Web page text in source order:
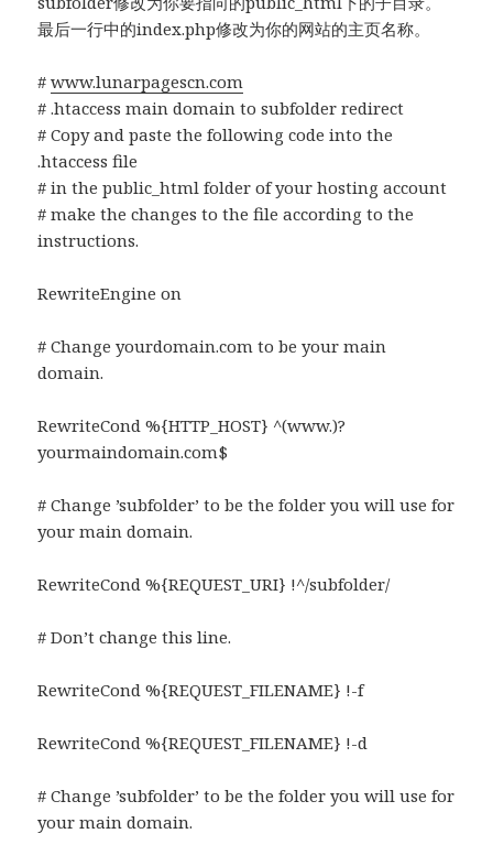
最后一行中的index.php修改为你的网站的主页名称。
#www.lunarpagescn.com
# .htaccess main domain to subfolder redirect
# Copy and paste the following code into the
.htaccess file
# in the public_html folder of your hosting account
# make the changes to the file according to the
instructions.
RewriteEngine on
# Change yourdomain.com to be your main
domain.
RewriteCond %{HTTP_HOST} ^(www.)?
yourmaindomain.com$
# Change ’subfolder’ to be the folder you will use for
your main domain.
RewriteCond %{REQUEST_URI} !^/subfolder/
# Don’t change this line.
RewriteCond %{REQUEST_FILENAME} !-f
RewriteCond %{REQUEST_FILENAME} !-d
# Change ’subfolder’ to be the folder you will use for
your main domain.